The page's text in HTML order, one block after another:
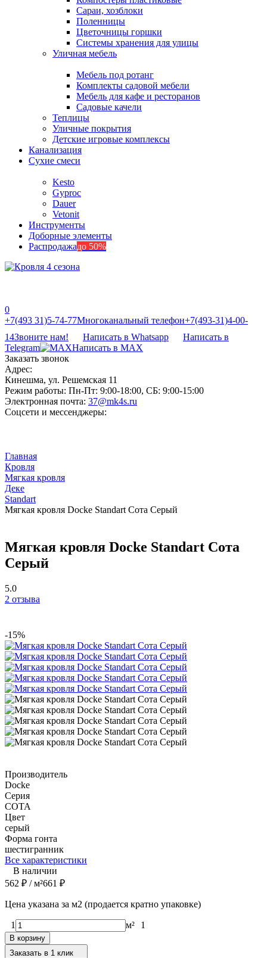
Сараи, хозблоки
Поленницы
Цветочницы горшки
Системы хранения для улицы
Уличная мебель
Мебель под ротанг
Комплекты садовой мебели
Мебель для кафе и ресторанов
Садовые качели
Теплицы
Уличные покрытия
Детские игровые комплексы
Канализация
Сухие смеси
Kesto
Gyproc
Dauer
Vetonit
Инструменты
Доборные элементы
Распродажадо 50%
0
‎‎+7(493 31)5-74-77Многоканальный телефон‎‎+7(493-31)4-00-
14Звоните нам! Написать в Whatsapp
Написать в
Telegram
Написать в MAX
Заказать звонок
Адрес:
Кинешма, ул. Решемская 11
Режим работы: Пн-Пт: 9:00-18:00, СБ: 9:00-15:00
Электронная почта: 37@mk4s.ru
Соцсети и мессенджеры:
Главная
Кровля
Мягкая кровля
Деке
Standart
Мягкая кровля Docke Standart Сота Серый
Мягкая кровля Docke Standart Сота
Серый
5.0
2 отзыва
-15%
Производитель
Docke
Серия
СОТА
Цвет
серый
Форма гонта
шестигранник
Все характеристики
В наличии
562 ₽ / м²661 ₽
Цена указана за м2 (продается кратно упаковке)
1 м² 1
В корзину
Заказать в 1 клик